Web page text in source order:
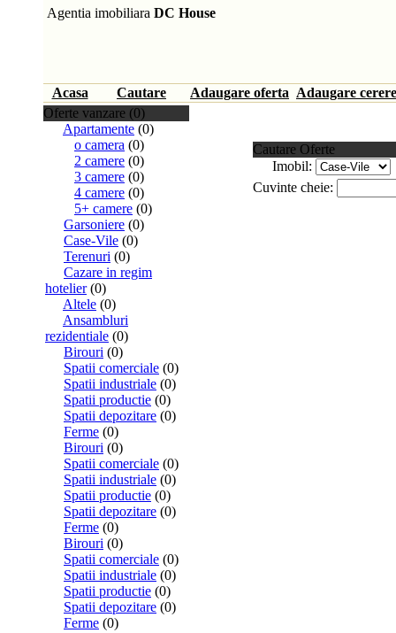
Agentia imobiliara DC House
Acasa Cautare Adaugare oferta Adaugare cerere
Oferte vanzare (0)
Apartamente (0)
o camera (0)
2 camere (0)
3 camere (0)
4 camere (0)
5+ camere (0)
Garsoniere (0)
Case-Vile (0)
Terenuri (0)
Cazare in regim
hotelier(0)
Altele (0)
Ansambluri
rezidentiale (0)
Birouri (0)
Spatii comerciale (0)
Spatii industriale (0)
Spatii productie (0)
Spatii depozitare (0)
Ferme (0)
Birouri (0)
Spatii comerciale (0)
Spatii industriale (0)
Spatii productie (0)
Spatii depozitare (0)
Ferme (0)
Birouri (0)
Spatii comerciale (0)
Spatii industriale (0)
Spatii productie (0)
Spatii depozitare (0)
Ferme (0)
Cautare Oferte
Imobil:
Cuvinte cheie: